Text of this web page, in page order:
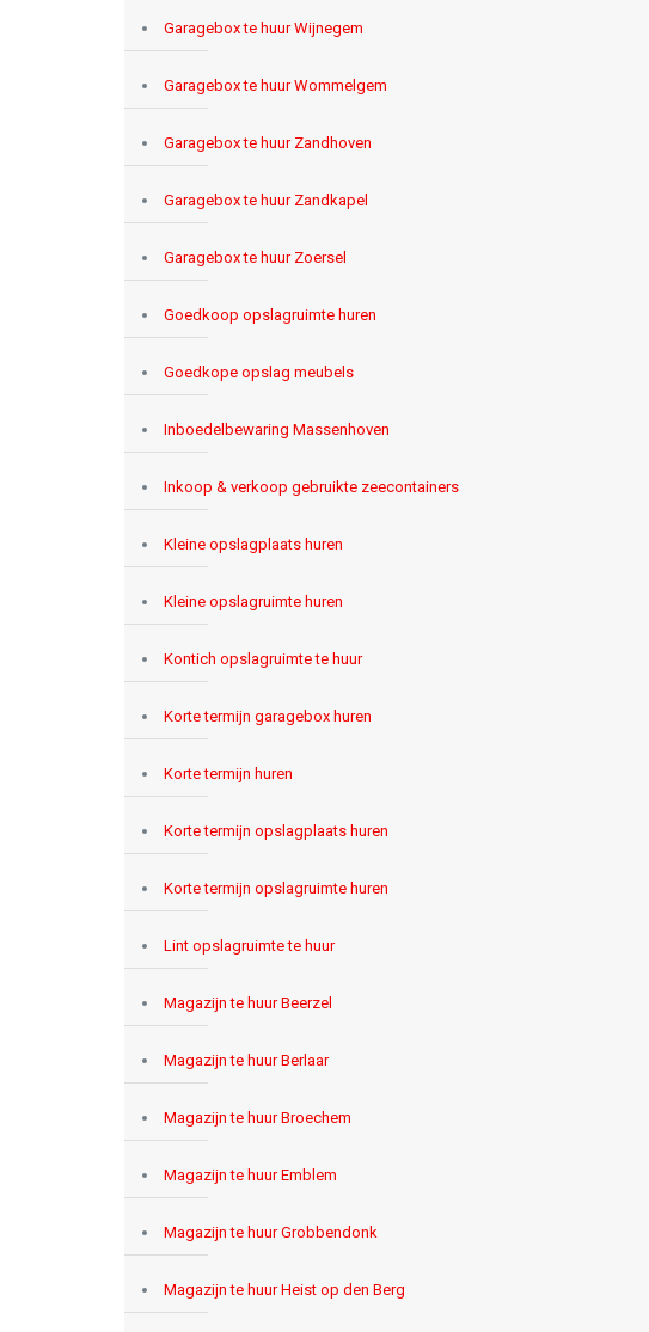
Garagebox te huur Wijnegem
Garagebox te huur Wommelgem
Garagebox te huur Zandhoven
Garagebox te huur Zandkapel
Garagebox te huur Zoersel
Goedkoop opslagruimte huren
Goedkope opslag meubels
Inboedelbewaring Massenhoven
Inkoop & verkoop gebruikte zeecontainers
Kleine opslagplaats huren
Kleine opslagruimte huren
Kontich opslagruimte te huur
Korte termijn garagebox huren
Korte termijn huren
Korte termijn opslagplaats huren
Korte termijn opslagruimte huren
Lint opslagruimte te huur
Magazijn te huur Beerzel
Magazijn te huur Berlaar
Magazijn te huur Broechem
Magazijn te huur Emblem
Magazijn te huur Grobbendonk
Magazijn te huur Heist op den Berg